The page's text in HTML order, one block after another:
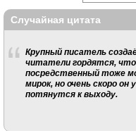
Случайная цитата
Крупный писатель
читатели гордятся,
посредственный тоже
мирок, но очень скоро он
потянутся к выходу.